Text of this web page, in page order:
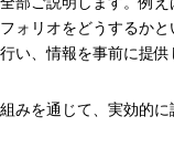
ォリオをどうするか
い、情報を事前に提供
みを通じて、実効的